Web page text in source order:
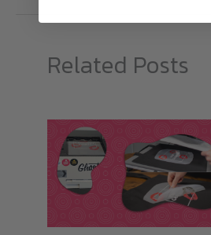
Related Posts